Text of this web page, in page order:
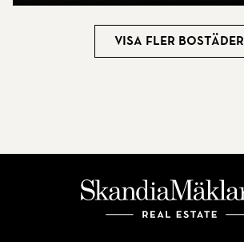
Visa fler bostäder